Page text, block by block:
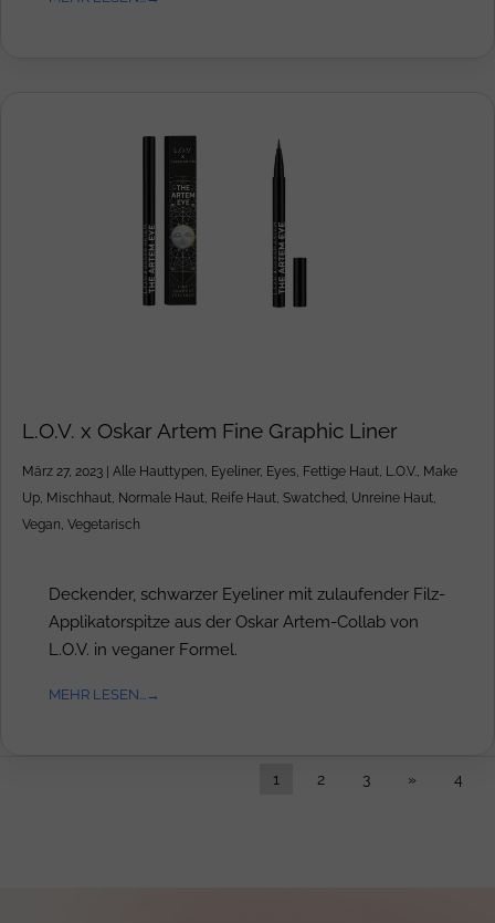
L.O.V. x Oskar Artem Fine Graphic Liner
März 27, 2023 | Alle Hauttypen, Eyeliner, Eyes, Fettige Haut, L.O.V., Make
Up, Mischhaut, Normale Haut, Reife Haut, Swatched, Unreine Haut,
Vegan, Vegetarisch
Deckender, schwarzer Eyeliner mit zulaufender Filz-
Applikatorspitze aus der Oskar Artem-Collab von
L.O.V. in veganer Formel.
MEHR LESEN...
1 2 3 » 4